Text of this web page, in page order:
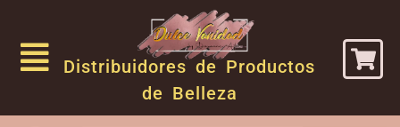
Distribuidores de Productos
de Belleza